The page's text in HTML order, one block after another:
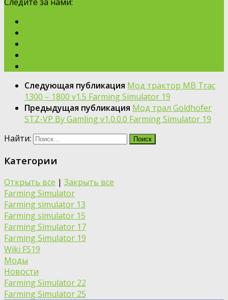
Следите за нами:
Следующая публикация Мод трактор MB Trac
1300 – 1800 v1.5 Farming Simulator 19
Предыдущая публикация Мод трал Goldhofer
STZ-VP By Gamling v1.0.0.0 Farming Simulator 19
Найти:
Категории
Открыть все | Закрыть все
Farming Simulator
Farming simulator 13
Farming simulator 15
Farming Simulator 17
Farming Simulator 19
Wiki FS19
Моды
Новости
Farming Simulator 22
Farming Simulator 25